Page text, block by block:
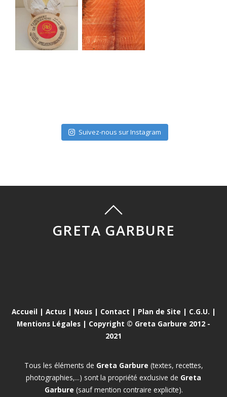
Suivez-nous sur Instagram
GRETA GARBURE
Accueil | Actus| Nous| Contact | Plan de Site | C.G.U. |
Mentions Légales | Copyright © Greta Garbure 2012 -
2021
Tous les éléments de Greta Garbure (textes, recettes,
photographies,...) sont la propriété exclusive de Greta
Garbure (sauf mention contraire explicite).